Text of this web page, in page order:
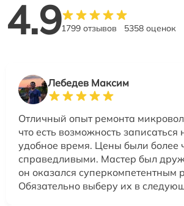
4.91799 отзывов 5358 оценок
Лебедев Максим
Отличный опыт ремонта
что есть возможность
удобное время. Цены были более
справедливыми. Мастер был
он оказался суперкомпетентным
Обязательно выберу их в